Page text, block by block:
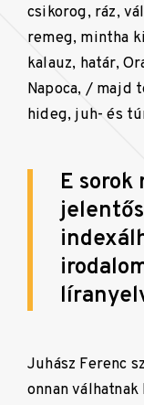
csikorog, ráz,
remeg, mintha
kalauz, határ,
Napoca, / majd
hideg, juh- és
E
Juhász Ferenc
onnan